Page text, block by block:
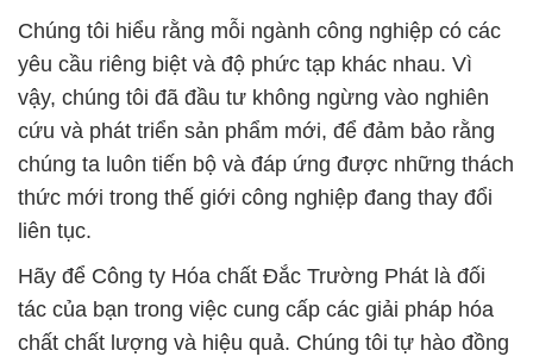
Chúng tôi hiểu rằng mỗi ngành công nghiệp có các
yêu cầu riêng biệt và độ phức tạp khác nhau. Vì
vậy, chúng tôi đã đầu tư không ngừng vào nghiên
cứu và phát triển sản phẩm mới, để đảm bảo rằng
chúng ta luôn tiến bộ và đáp ứng được những thách
thức mới trong thế giới công nghiệp đang thay đổi
liên tục.
Hãy để Công ty Hóa chất Đắc Trường Phát là đối
tác của bạn trong việc cung cấp các giải pháp hóa
chất chất lượng và hiệu quả. Chúng tôi tự hào đồng